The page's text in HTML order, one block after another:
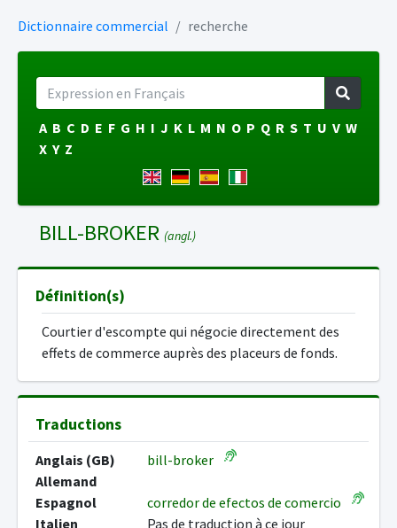
Dictionnaire commercial recherche
A B C D E F G H I J K L M N O P Q R S T U V W
X Y Z
BILL-BROKER (angl.)
Définition(s)
Courtier d'escompte qui négocie directement des
effets de commerce auprès des placeurs de fonds.
Traductions
Anglais (GB)
bill-broker
Allemand
Espagnol
corredor de efectos de comercio
Italien
Pas de traduction à ce jour